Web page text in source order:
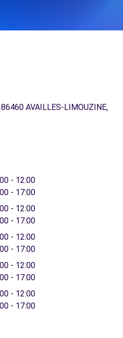
AVAILLES-LIMOUZINE,
- 12:00
- 17:00
- 12:00
- 17:00
- 12:00
- 17:00
- 12:00
- 17:00
- 12:00
- 17:00